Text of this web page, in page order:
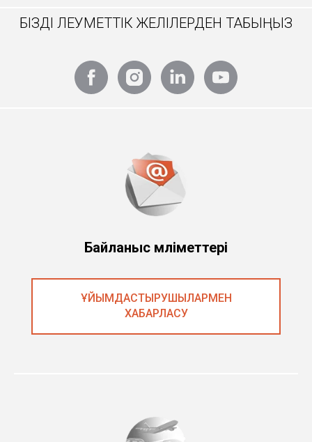
БІЗДІ ӘЛЕУМЕТТІК ЖЕЛІЛЕРДЕН ТАБЫҢЫЗ
Байланыс мәліметтері
ҰЙЫМДАСТЫРУШЫЛАРМЕН
ХАБАРЛАСУ